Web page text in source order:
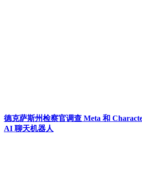
德克萨斯州检察官调查 Meta 和
AI 聊天机器人